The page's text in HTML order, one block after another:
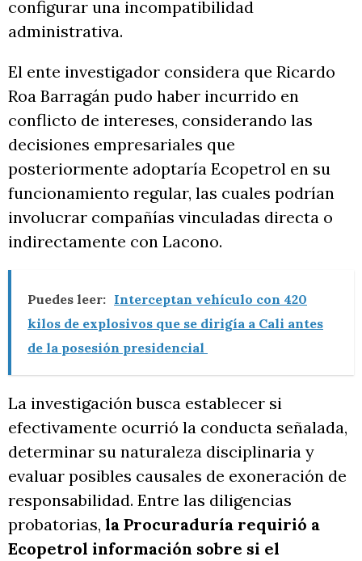
configurar una incompatibilidad
administrativa.
El ente investigador considera que Ricardo
Roa Barragán pudo haber incurrido en
conflicto de intereses, considerando las
decisiones empresariales que
posteriormente adoptaría Ecopetrol en su
funcionamiento regular, las cuales podrían
involucrar compañías vinculadas directa o
indirectamente con Lacono.
Puedes leer: Interceptan vehículo con 420
kilos de explosivos que se dirigía a Cali antes
de la posesión presidencial
La investigación busca establecer si
efectivamente ocurrió la conducta señalada,
determinar su naturaleza disciplinaria y
evaluar posibles causales de exoneración de
responsabilidad. Entre las diligencias
probatorias, la Procuraduría requirió a
Ecopetrol información sobre si el